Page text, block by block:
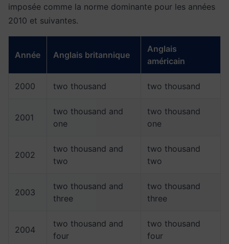
imposée comme la norme dominante pour les années
2010 et suivantes.
Année Anglais britannique
Anglais
américain
2000 two thousand two thousand
2001
two thousand and
one
two thousand
one
2002
two thousand and
two
two thousand
two
2003
two thousand and
three
two thousand
three
2004
two thousand and
four
two thousand
four